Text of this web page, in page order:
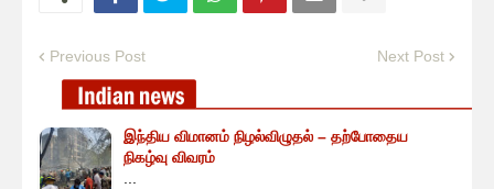
Previous Post Next Post
இந்திய விமானம் நிழல்விழுதல் – தற்போதைய
நிகழ்வு விவரம்
...